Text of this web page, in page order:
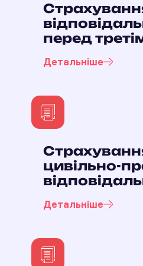
перед
Детальніше
цивільно-
Детальніше